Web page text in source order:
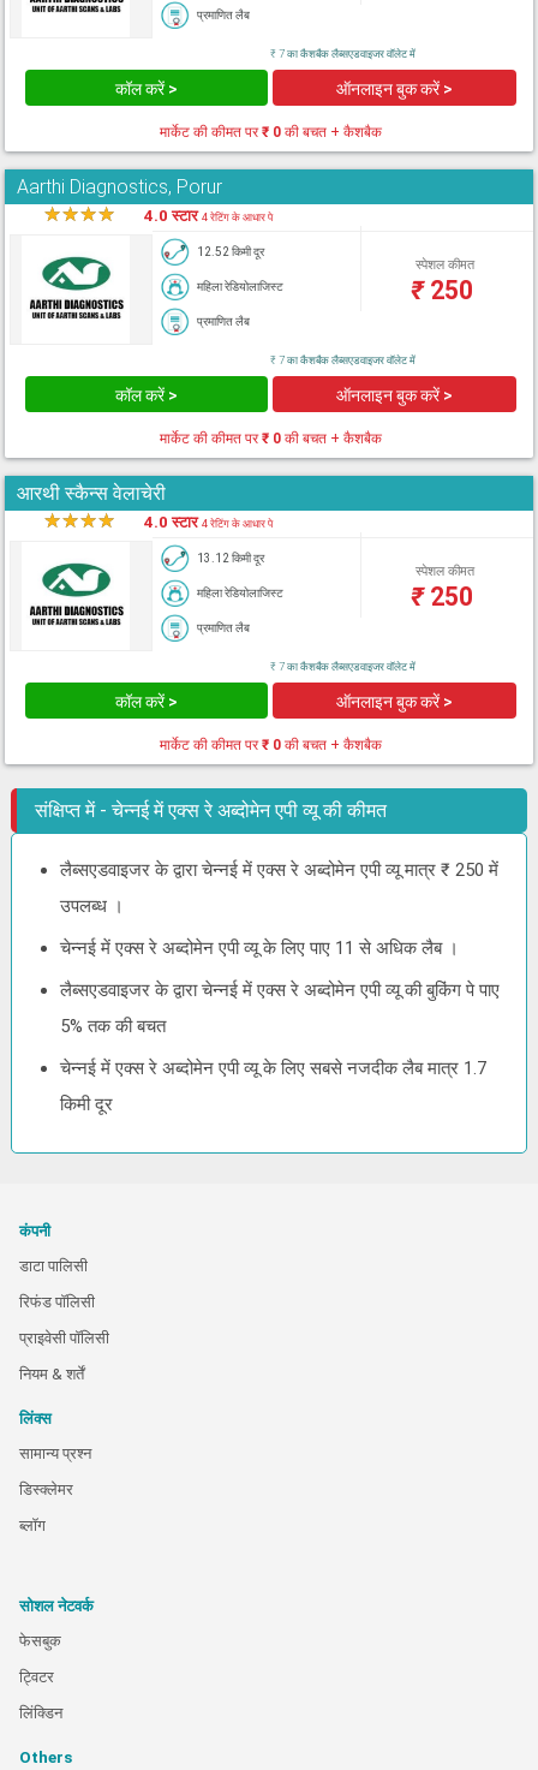
प्रमाणित लैब
₹ 7 का कैशबैक लैब्सएडवाइजर वॉलेट में
कॉल करें > ऑनलाइन बुक करें >
मार्केट की कीमत पर₹ 0की बचत + कैशबैक
Aarthi Diagnostics, Porur
★★★★ 4.0 स्टार4 रेटिंग के आधार पे
12.52 किमी दूर
महिला रेडियोलाजिस्ट
प्रमाणित लैब
स्पेशल कीमत
₹250
₹ 7 का कैशबैक लैब्सएडवाइजर वॉलेट में
कॉल करें > ऑनलाइन बुक करें >
मार्केट की कीमत पर₹ 0की बचत + कैशबैक
आरथी स्कैन्स वेलाचेरी
★★★★ 4.0 स्टार4 रेटिंग के आधार पे
13.12 किमी दूर
महिला रेडियोलाजिस्ट
प्रमाणित लैब
स्पेशल कीमत
₹250
₹ 7 का कैशबैक लैब्सएडवाइजर वॉलेट में
कॉल करें > ऑनलाइन बुक करें >
मार्केट की कीमत पर₹ 0की बचत + कैशबैक
संक्षिप्त में - चेन्नई में एक्स रे अब्दोमेन एपी व्यू की कीमत
लैब्सएडवाइजर के द्वारा चेन्नई में एक्स रे अब्दोमेन एपी व्यू मात्र ₹ 250 में
उपलब्ध ।
चेन्नई में एक्स रे अब्दोमेन एपी व्यू के लिए पाए 11 से अधिक लैब ।
लैब्सएडवाइजर के द्वारा चेन्नई में एक्स रे अब्दोमेन एपी व्यू की बुकिंग पे पाए
5% तक की बचत
चेन्नई में एक्स रे अब्दोमेन एपी व्यू के लिए सबसे नजदीक लैब मात्र 1.7
किमी दूर
कंपनी
डाटा पालिसी
रिफंड पॉलिसी
प्राइवेसी पॉलिसी
नियम & शर्तें
लिंक्स
सामान्य प्रश्न
डिस्क्लेमर
ब्लॉग
सोशल नेटवर्क
फेसबुक
ट्विटर
लिंक्डिन
Others